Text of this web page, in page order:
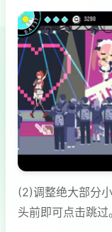
(2)调整绝大部分
头前即可点击跳过。